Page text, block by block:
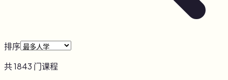
排序
共1843 门课程